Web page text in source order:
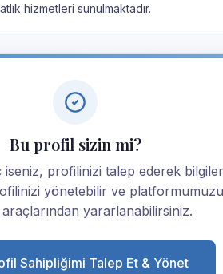
hizmetleri sunulmaktadır.
Bu profil sizin mi?
iseniz, profilinizi talep ederek
yönetebilir ve
yararlanabilirsiniz.
Sahipliğimi Talep Et & Yönet